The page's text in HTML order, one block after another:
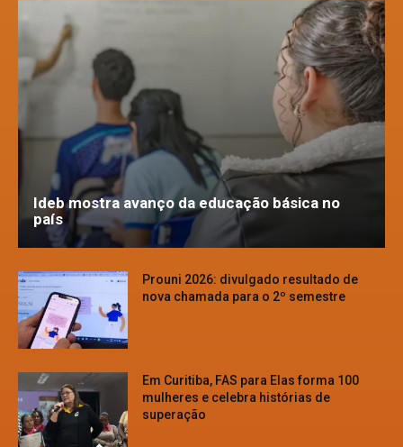
Ideb mostra avanço da educação básica no
país
Prouni 2026: divulgado resultado de
nova chamada para o 2º semestre
Em Curitiba, FAS para Elas forma 100
mulheres e celebra histórias de
superação